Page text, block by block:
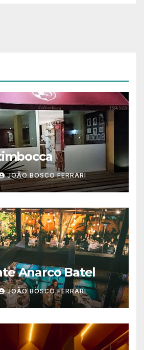
JOÃO BOSCO FERRARI
Anarco Batel
JOÃO BOSCO FERRARI